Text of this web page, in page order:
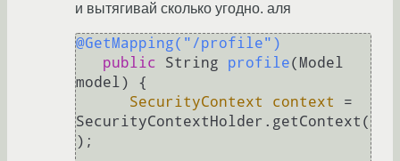
и вытягивай сколько угодно. аля
@GetMapping("/profile")
public
String profile(Model
model)
{
SecurityContext
context
=
SecurityContextHolder.getContext(
);